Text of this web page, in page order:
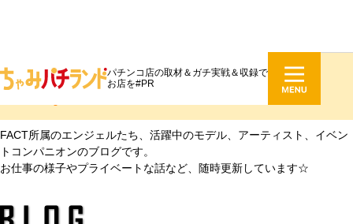
パチンコ店の取材＆ガチ実戦＆収録で
お店を#PR
ファクトブログ
FACT所属のエンジェルたち、活躍中のモデル、アーティスト、イベン
トコンパニオンのブログです。
お仕事の様子やプライベートな話など、随時更新しています☆